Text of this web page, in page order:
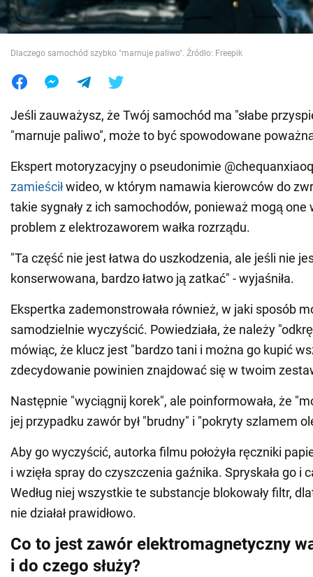
Świat
Jedzenie
Dlaczego samochód szybko "marnuje paliwo". Źródło: Freepik
Jeśli zauważysz, że Twój samochód ma "słabe
"marnuje paliwo", może to być spowodowane
Ekspert motoryzacyjny o pseudonimie
zamieściłwideo, w którym namawia kierowców do
takie sygnały z ich samochodów, ponieważ mogą one
problem z elektrozaworem wałka rozrządu.
"Ta część nie jest łatwa do uszkodzenia, ale jeśli nie
konserwowana, bardzo łatwo ją zatkać" - wyjaśniła.
Ekspertka zademonstrowała również, w jaki sposób
samodzielnie wyczyścić. Powiedziała, że należy
mówiąc, że klucz jest "bardzo tani i można go kupić
zdecydowanie powinien znajdować się w twoim
Następnie "wyciągnij korek", ale poinformowała, że
jej przypadku zawór był "brudny" i "pokryty szlamem
Aby go wyczyścić, autorka filmu położyła ręczniki
i wzięła spray do czyszczenia gaźnika. Spryskała go i
Według niej wszystkie te substancje blokowały filtr,
nie działał prawidłowo.
Co to jest zawór elektromagnetyczny
i do czego służy?